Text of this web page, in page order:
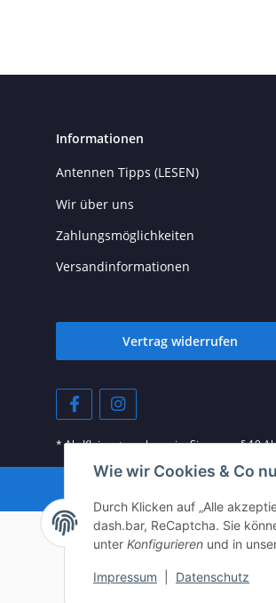
Wie wir Cookies & Co
Durch Klicken auf „Alle
dash.bar, ReCaptcha. Sie
unter Konfigurieren und in
Impressum Datenschutz
Informationen
Antennen Tipps (LESEN)
Wir über uns
Zahlungsmöglichkeiten
Versandinformationen
Vertrag widerrufen
* Als Kleinunternehmer im Sinne von § 19